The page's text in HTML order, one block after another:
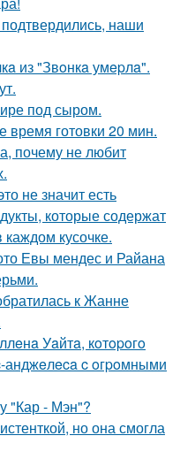
наши
из "Звoнкa умepлa".
под сыром.
время готовки 20 мин.
почему не любит
не значит есть
которые содержат
кусочке.
Евы мендес и Райана
к Жанне
Уaйтa, кoтopoгo
анджeлeca c oгpoмными
"Кар - Мэн"?
но она смогла